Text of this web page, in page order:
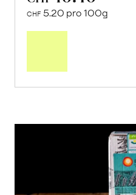
CHF 5.20 pro 100g